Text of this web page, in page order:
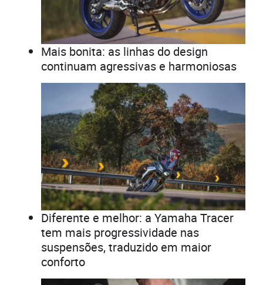
Mais bonita: as linhas do design
continuam agressivas e harmoniosas
Diferente e melhor: a Yamaha Tracer
tem mais progressividade nas
suspensões, traduzido em maior
conforto